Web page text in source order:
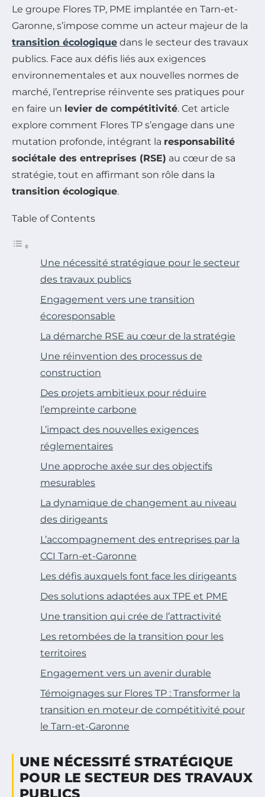
Le groupe Flores TP, PME implantée en Tarn-et-
Garonne, s’impose comme un acteur majeur de la
transition écologique dans le secteur des travaux
publics. Face aux défis liés aux exigences
environnementales et aux nouvelles normes de
marché, l’entreprise réinvente ses pratiques pour
en faire un levier de compétitivité. Cet article
explore comment Flores TP s’engage dans une
mutation profonde, intégrant la responsabilité
sociétale des entreprises (RSE) au cœur de sa
stratégie, tout en affirmant son rôle dans la
transition écologique.
Table of Contents
Une nécessité stratégique pour le secteur
des travaux publics
Engagement vers une transition
écoresponsable
La démarche RSE au cœur de la stratégie
Une réinvention des processus de
construction
Des projets ambitieux pour réduire
l’empreinte carbone
L’impact des nouvelles exigences
réglementaires
Une approche axée sur des objectifs
mesurables
La dynamique de changement au niveau
des dirigeants
L’accompagnement des entreprises par la
CCI Tarn-et-Garonne
Les défis auxquels font face les dirigeants
Des solutions adaptées aux TPE et PME
Une transition qui crée de l’attractivité
Les retombées de la transition pour les
territoires
Engagement vers un avenir durable
Témoignages sur Flores TP : Transformer la
transition en moteur de compétitivité pour
le Tarn-et-Garonne
UNE NÉCESSITÉ STRATÉGIQUE
POUR LE SECTEUR DES TRAVAUX
PUBLICS